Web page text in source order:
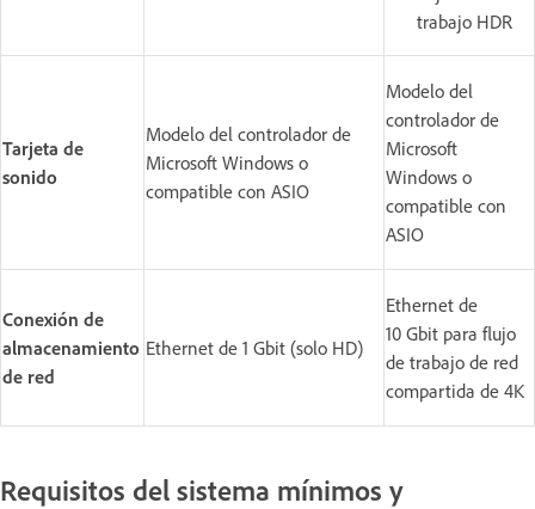
trabajo HDR
Tarjeta de
sonido
Modelo del controlador de
Microsoft Windows o
compatible con ASIO
Modelo del
controlador de
Microsoft
Windows o
compatible con
ASIO
Conexión de
almacenamiento
de red
Ethernet de 1 Gbit (solo HD)
Ethernet de
10 Gbit para flujo
de trabajo de red
compartida de 4K
Requisitos del sistema mínimos y